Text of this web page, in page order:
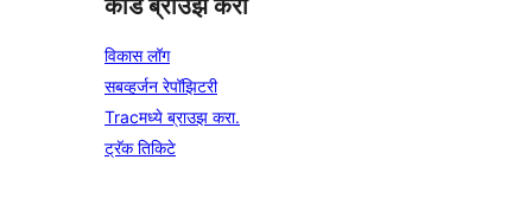
कोड ब्राउझ करा
विकास लॉग
सबव्हर्जन रेपॉझिटरी
Tracमध्ये ब्राउझ करा.
ट्रॅक तिकिटे